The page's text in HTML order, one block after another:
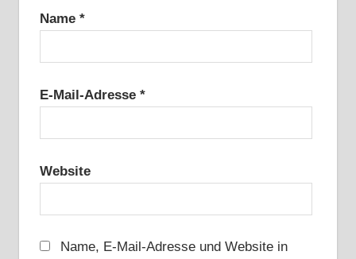
Name *
E-Mail-Adresse *
Website
Name, E-Mail-Adresse und Website in